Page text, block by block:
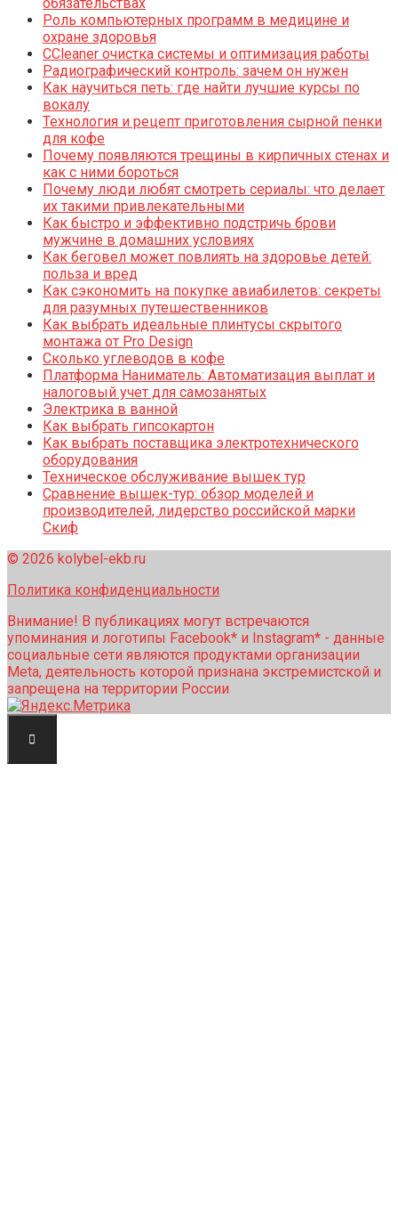
обязательствах
Роль компьютерных программ в медицине и
охране здоровья
CCleaner очистка системы и оптимизация работы
Радиографический контроль: зачем он нужен
Как научиться петь: где найти лучшие курсы по
вокалу
Технология и рецепт приготовления сырной пенки
для кофе
Почему появляются трещины в кирпичных стенах и
как с ними бороться
Почему люди любят смотреть сериалы: что делает
их такими привлекательными
Как быстро и эффективно подстричь брови
мужчине в домашних условиях
Как беговел может повлиять на здоровье детей:
польза и вред
Как сэкономить на покупке авиабилетов: секреты
для разумных путешественников
Как выбрать идеальные плинтусы скрытого
монтажа от Pro Design
Сколько углеводов в кофе
Платформа Наниматель: Автоматизация выплат и
налоговый учет для самозанятых
Электрика в ванной
Как выбрать гипсокартон
Как выбрать поставщика электротехнического
оборудования
Техническое обслуживание вышек тур
Сравнение вышек-тур: обзор моделей и
производителей, лидерство российской марки
Скиф
© 2026 kolybel-ekb.ru
Политика конфиденциальности
Внимание! В публикациях могут встречаются
упоминания и логотипы Facebook* и Instagram* - данные
социальные сети являются продуктами организации
Meta, деятельность которой признана экстремистской и
запрещена на территории России